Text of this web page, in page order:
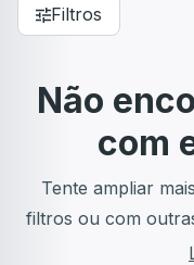
Filtros
Não
com
Tente ampliar
filtros ou com